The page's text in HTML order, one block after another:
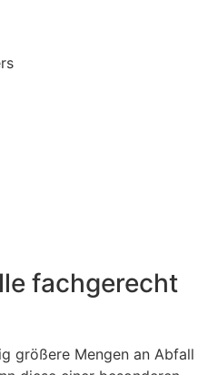
fachgerecht
größere Mengen an Abfall